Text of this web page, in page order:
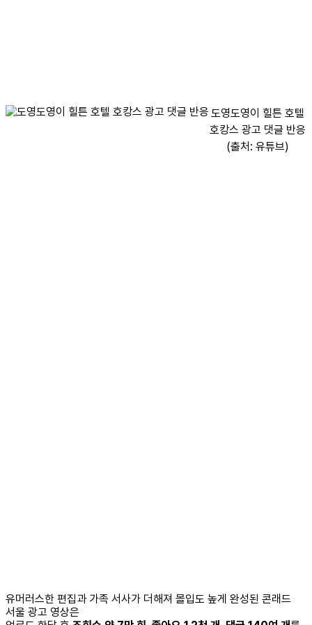
도영도영이 힐튼 호텔
호캉스 광고 댓글 반응
(출처: 유튜브)
유머러스한 편집과 가족 서사가 더해져 몰입도 높게 완성된 콘래드
서울 광고 영상은